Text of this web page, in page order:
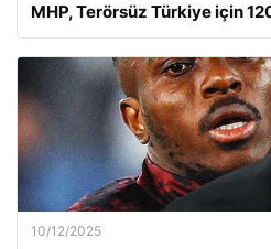
MHP, Terörsüz Türkiye için
10/12/2025